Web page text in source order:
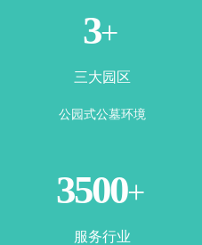
3+
三大园区
公园式公墓环境
3500+
服务行业